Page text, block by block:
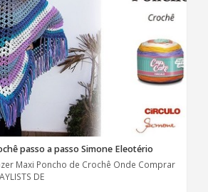
passo a passo Simone Eleotério
Maxi Poncho de Crochê Onde Comprar
DE